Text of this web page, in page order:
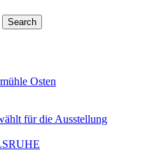
Osten
für die Ausstellung